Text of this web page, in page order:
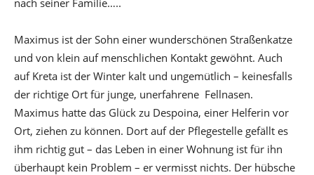
nach seiner Familie…..
Maximus ist der Sohn einer wunderschönen Straßenkatze
und von klein auf menschlichen Kontakt gewöhnt. Auch
auf Kreta ist der Winter kalt und ungemütlich – keinesfalls
der richtige Ort für junge, unerfahrene Fellnasen.
Maximus hatte das Glück zu Despoina, einer Helferin vor
Ort, ziehen zu können. Dort auf der Pflegestelle gefällt es
ihm richtig gut – das Leben in einer Wohnung ist für ihn
überhaupt kein Problem – er vermisst nichts. Der hübsche